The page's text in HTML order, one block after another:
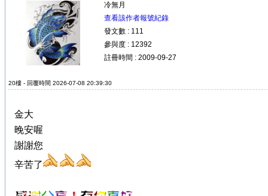
冷無月
查看該作者報號紀錄
發文數 : 111
參與度 : 12392
註冊時間 : 2009-09-27
20樓 - 回覆時間 2026-07-08 20:39:30
金大
晚安喔
謝謝您
辛苦了